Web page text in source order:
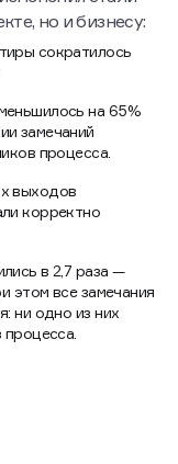
канал;
сразу на объекте
работ;
а данные
подрядчикам.
сроков
прозрачность
даже без